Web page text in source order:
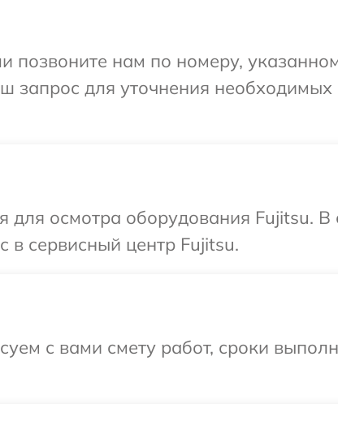
позвоните нам по номеру,
запрос для уточнения
для осмотра оборудования Fujitsu.
в сервисный центр Fujitsu.
с вами смету работ, сроки